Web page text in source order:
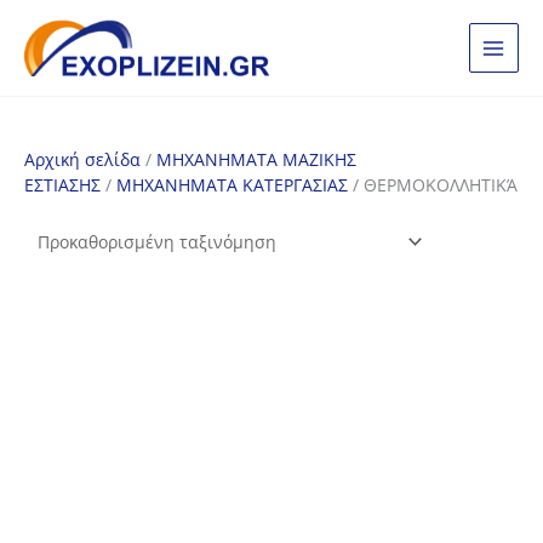
στο
περιεχόμενο
Αρχική σελίδα / ΜΗΧΑΝΗΜΑΤΑ ΜΑΖΙΚΗΣ
ΕΣΤΙΑΣΗΣ / ΜΗΧΑΝΗΜΑΤΑ ΚΑΤΕΡΓΑΣΙΑΣ / ΘΕΡΜΟΚΟΛΛΗΤΙΚΆ